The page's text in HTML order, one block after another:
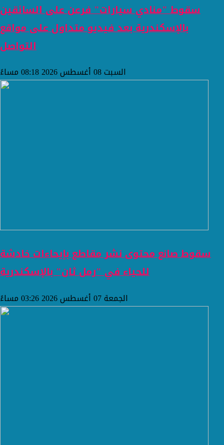
سقوط "منادي سيارات" فرعن على السائقين
بالإسكندرية بعد فيديو متداول على مواقع
التواصل
السبت 08 أغسطس 2026 08:18 مساءً
سقوط صانع محتوى نشر مقاطع بإيحاءات خادشة
للحياء في "رمل ثان" بالإسكندرية
الجمعة 07 أغسطس 2026 03:26 مساءً